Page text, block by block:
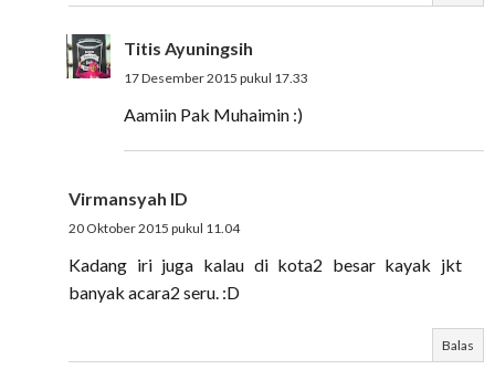
Titis Ayuningsih
17 Desember 2015 pukul 17.33
Aamiin Pak Muhaimin :)
Virmansyah ID
20 Oktober 2015 pukul 11.04
Kadang iri juga kalau di kota2 besar kayak jkt
banyak acara2 seru. :D
Balas